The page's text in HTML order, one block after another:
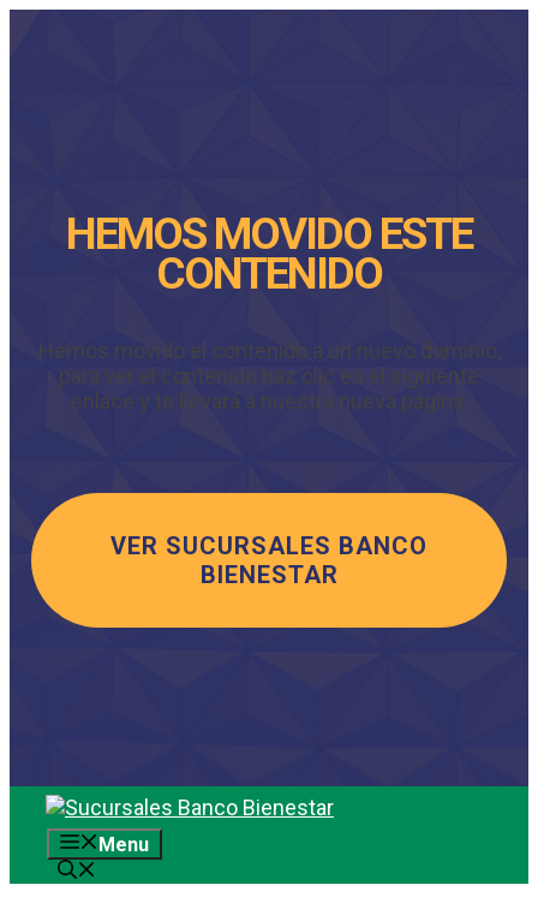
HEMOS MOVIDO ESTE
CONTENIDO
Hemos movido el contenido a un nuevo dominio,
para ver el contenido haz clic en el siguiente
enlace y te llevará a nuestra nueva página.
VER SUCURSALES BANCO
BIENESTAR
Saltar
contenidoMenu